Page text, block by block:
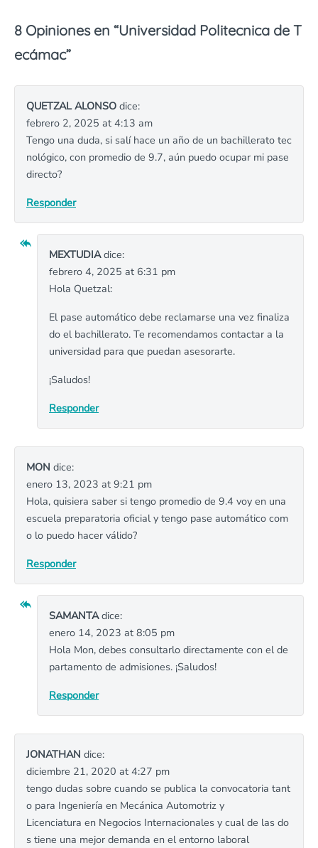
8 Opiniones en “Universidad Politecnica de T
ecámac”
QUETZAL ALONSO dice:
febrero 2, 2025 at 4:13 am
Tengo una duda, si salí hace un año de un bachillerato tec
nológico, con promedio de 9.7, aún puedo ocupar mi pase
directo?
Responder
MEXTUDIAdice:
febrero 4, 2025 at 6:31 pm
Hola Quetzal:
El pase automático debe reclamarse una vez finaliza
do el bachillerato. Te recomendamos contactar a la
universidad para que puedan asesorarte.
¡Saludos!
Responder
MON dice:
enero 13, 2023 at 9:21 pm
Hola, quisiera saber si tengo promedio de 9.4 voy en una
escuela preparatoria oficial y tengo pase automático com
o lo puedo hacer válido?
Responder
SAMANTAdice:
enero 14, 2023 at 8:05 pm
Hola Mon, debes consultarlo directamente con el de
partamento de admisiones. ¡Saludos!
Responder
JONATHAN dice:
diciembre 21, 2020 at 4:27 pm
tengo dudas sobre cuando se publica la convocatoria tant
o para Ingeniería en Mecánica Automotriz y
Licenciatura en Negocios Internacionales y cual de las do
s tiene una mejor demanda en el entorno laboral